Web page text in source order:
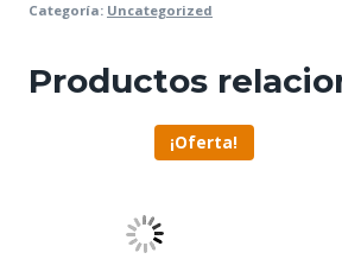
Categoría: Uncategorized
Productos
¡Oferta!